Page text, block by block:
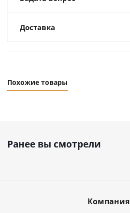
Доставка
Похожие товары
Ранее вы смотрели
Компания